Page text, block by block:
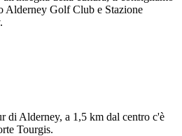
Alderney Golf Club e Stazione
di Alderney, a 1,5 km dal centro c'è
Tourgis.